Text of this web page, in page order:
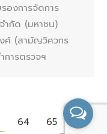
องการจัดการ
กัด (มหาชน)
ศ์ (สามัญวิศวกร
การตรวจฯ
64 65
…